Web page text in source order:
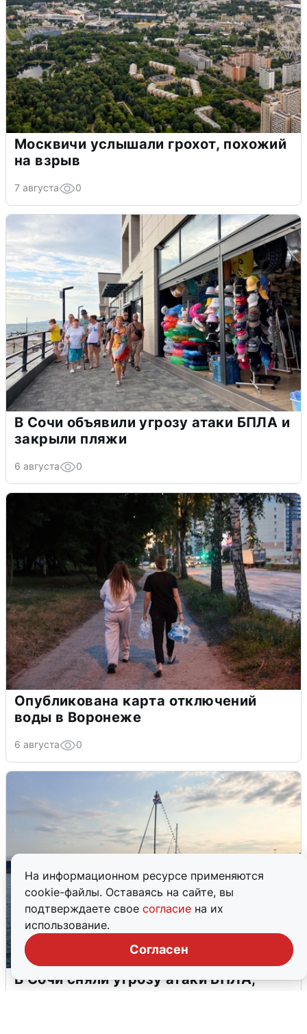
На информационном ресурсе применяются
cookie-файлы. Оставаясь на сайте, вы
подтверждаете свое согласие на их
использование.
Согласен
Москвичи услышали грохот, похожий
на взрыв
7 августа 0
В Сочи объявили угрозу атаки БПЛА и
закрыли пляжи
6 августа 0
Опубликована карта отключений
воды в Воронеже
6 августа 0
В Сочи сняли угрозу атаки БПЛА,